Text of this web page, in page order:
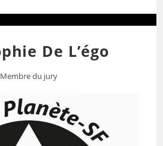
De L’égo
Membre du jury